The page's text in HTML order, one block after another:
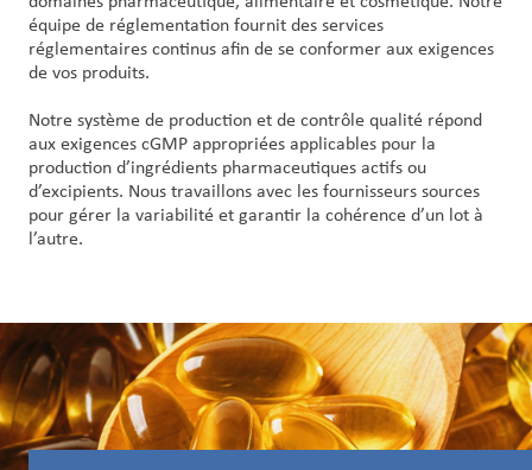
équipe de réglementation fournit des services
réglementaires continus afin de se conformer aux exigences
de vos produits.
Notre système de production et de contrôle qualité répond
aux exigences cGMP appropriées applicables pour la
production d’ingrédients pharmaceutiques actifs ou
d’excipients. Nous travaillons avec les fournisseurs sources
pour gérer la variabilité et garantir la cohérence d’un lot à
l’autre.